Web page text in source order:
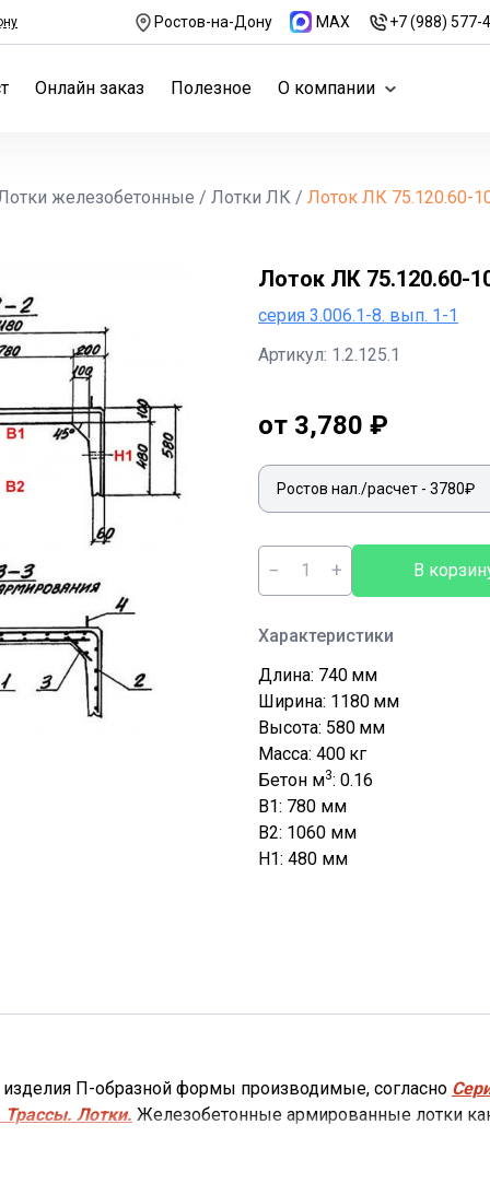
Ростов-на-Дону MAX +7 (988) 577-
Онлайн заказ Полезное О компании
железобетонные / Лотки ЛК / Лоток ЛК 75.120.60-
Лоток ЛК 75.120.60-
серия 3.006.1-8. вып. 1-1
Артикул: 1.2.125.1
от 3,780 ₽
− + В
Характеристики
Длина: 740 мм
Ширина: 1180 мм
Высота: 580 мм
Масса: 400 кг
Бетон м3: 0.16
B1: 780 мм
B2: 1060 мм
H1: 480 мм
П-образной формы производимые, согласно
Лотки. Железобетонные армированные лотки
и промышленного строительства.